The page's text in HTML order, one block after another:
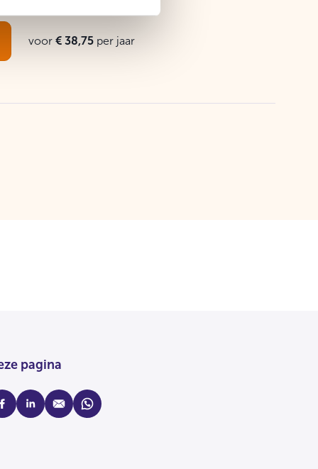
voor € 38,75per jaar
pagina
linkedin
mail whatsapp